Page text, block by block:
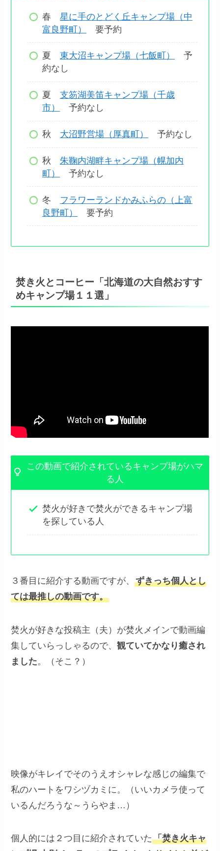
春星に手のとどく丘キャンプ場（中
富良野町）
要予約
夏東大沼キャンプ場（七飯町）
予
約なし
夏支笏湖美笛キャンプ場（千歳
市）
予約なし
秋 大沼野営場（厚真町） 予約なし
秋朱鞠内湖畔キャンプ場（幌加内
町）
予約なし
冬 フラワーランドかみふらの（上富
良野町）
要予約
焚き火とコーヒー「北海道の大自然おすす
めキャンプ場１１選」
この動画で紹介されているキャンプ場がハマ
る人
焚火が好きで焚火ができるキャンプ場
を探している人
３番目に紹介する動画ですが、ずきっち個人とし
ては最推しの動画です。
焚火が好きな投稿主（夫）が焚火メインで動画編
集していらっしゃるので、観ていてかなり癒され
ました。（そこ？）
映像がキレイでそのうえオシャレな感じの編集で
私のハートをワシヅカミに。（いいカメラ使って
いるんだろうな～うらやま…）
個人的には２つ目に紹介されていた「焚き火キャ